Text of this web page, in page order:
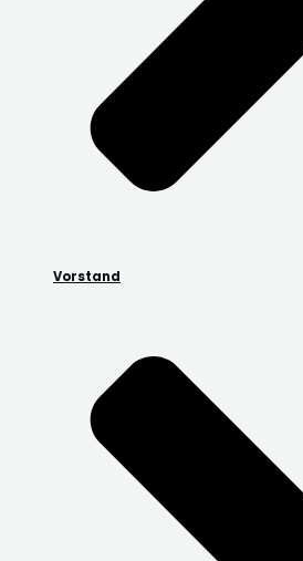
Vorstand